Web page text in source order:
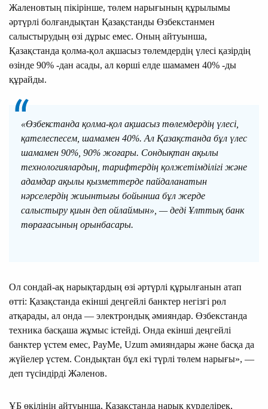
Жаленовтың пікірінше, төлем нарығының құрылымы
әртүрлі болғандықтан Қазақстанды Өзбекстанмен
салыстырудың өзі дұрыс емес. Оның айтуынша,
Қазақстанда қолма-қол ақшасыз төлемдердің үлесі қазірдің
өзінде 90% -дан асады, ал көрші елде шамамен 40% -ды
құрайды.
«Өзбекстанда қолма-қол ақшасыз төлемдердің үлесі,
қателеспесем, шамамен 40%. Ал Қазақстанда бұл үлес
шамамен 90%, 90% жоғары. Сондықтан ақылы
технологиялардың, тарифтердің қолжетімділігі және
адамдар ақылы қызметтерде пайдаланатын
нәрселердің жиынтығы бойынша бұл жерде
салыстыру қиын деп ойлаймын», — деді Ұлттық банк
төрағасының орынбасары.
Ол сондай-ақ нарықтардың өзі әртүрлі құрылғанын атап
өтті: Қазақстанда екінші деңгейлі банктер негізгі рөл
атқарады, ал онда — электрондық әмияндар. Өзбекстанда
техника басқаша жұмыс істейді. Онда екінші деңгейлі
банктер үстем емес, PayMe, Uzum әмияндары және басқа да
жүйелер үстем. Сондықтан бұл екі түрлі төлем нарығы», —
деп түсіндірді Жәленов.
ҰБ өкілінің айтуынша, Қазақстанда нарық күрделірек,